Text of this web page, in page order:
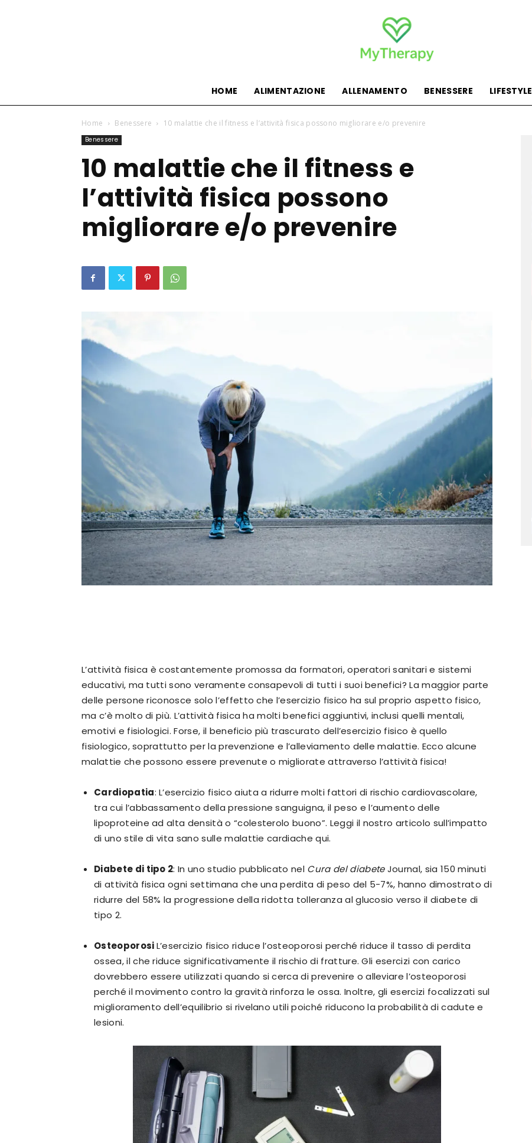
HOME ALIMENTAZIONE ALLENAMENTO BENESSERE LIFESTYLE
Home Benessere 10 malattie che il fitness e l’attività fisica possono migliorare e/o prevenire
Benessere
10 malattie che il fitness e
l’attività fisica possono
migliorare e/o prevenire
L’attività fisica è costantemente promossa da formatori, operatori sanitari e sistemi
educativi, ma tutti sono veramente consapevoli di tutti i suoi benefici? La maggior parte
delle persone riconosce solo l’effetto che l’esercizio fisico ha sul proprio aspetto fisico,
ma c’è molto di più. L’attività fisica ha molti benefici aggiuntivi, inclusi quelli mentali,
emotivi e fisiologici. Forse, il beneficio più trascurato dell’esercizio fisico è quello
fisiologico, soprattutto per la prevenzione e l’alleviamento delle malattie. Ecco alcune
malattie che possono essere prevenute o migliorate attraverso l’attività fisica!
Cardiopatia: L’esercizio fisico aiuta a ridurre molti fattori di rischio cardiovascolare,
tra cui l’abbassamento della pressione sanguigna, il peso e l’aumento delle
lipoproteine ​​ad alta densità o “colesterolo buono”. Leggi il nostro articolo sull’impatto
di uno stile di vita sano sulle malattie cardiache qui.
Diabete di tipo 2: In uno studio pubblicato nel Cura del diabete Journal, sia 150 minuti
di attività fisica ogni settimana che una perdita di peso del 5-7%, hanno dimostrato di
ridurre del 58% la progressione della ridotta tolleranza al glucosio verso il diabete di
tipo 2.
OsteoporosiL’esercizio fisico riduce l’osteoporosi perché riduce il tasso di perdita
ossea, il che riduce significativamente il rischio di fratture. Gli esercizi con carico
dovrebbero essere utilizzati quando si cerca di prevenire o alleviare l’osteoporosi
perché il movimento contro la gravità rinforza le ossa. Inoltre, gli esercizi focalizzati sul
miglioramento dell’equilibrio si rivelano utili poiché riducono la probabilità di cadute e
lesioni.